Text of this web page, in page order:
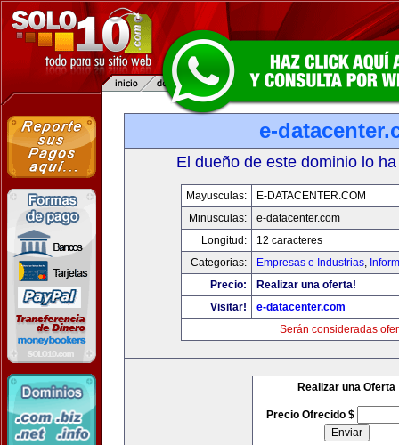
e-
El dueño de este dominio lo
Mayusculas:
E-DATACENTER.COM
Minusculas:
e-datacenter.com
Longitud:
12 caracteres
Categorias:
Empresas e Industrias,
Precio:
Realizar una oferta!
Visitar!
e-datacenter.com
Serán consideradas
Realizar una Oferta
Precio Ofrecido $